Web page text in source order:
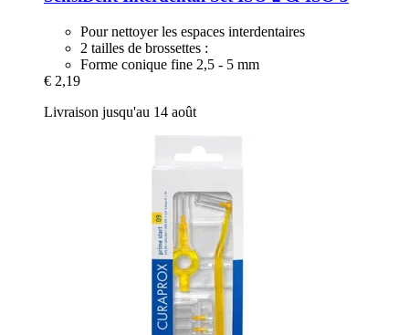
Pour nettoyer les espaces interdentaires
2 tailles de brossettes :
Forme conique fine 2,5 - 5 mm
€ 2,19
Livraison jusqu'au 14 août